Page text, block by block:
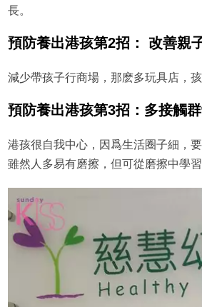
長。
預防養出港孩第2招： 改善親
減少帶孩子行商場，那麽多玩具店，
預防養出港孩第3招：多接觸
港孩很自我中心，因爲生活圈子細，
雖然人多易有磨擦，但可從磨擦中學習